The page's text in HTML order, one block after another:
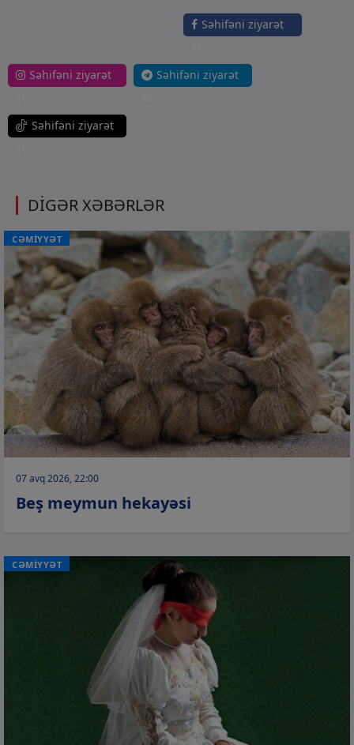
Səhifəni ziyarət
Səhifəni ziyarət
Səhifəni ziyarət
Səhifəni ziyarət
DİGƏR XƏBƏRLƏR
CƏMİYYƏT
07 avq 2026, 22:00
Beş meymun hekayəsi
CƏMİYYƏT